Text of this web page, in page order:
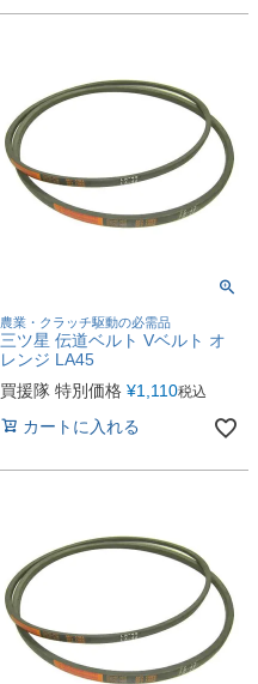
農業・クラッチ駆動の必需品
三ツ星 伝道ベルト Vベルト オ
レンジ LA45
買援隊 特別価格 ¥1,110税込
カートに入れる